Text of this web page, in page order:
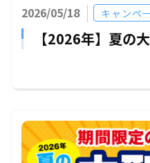
2026/05/18 キャンペ
【2026年】夏の